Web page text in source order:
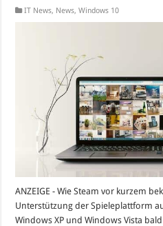
IT News, News,Windows 10
ANZEIGE - Wie Steam vor kurzem
Unterstützung der Spieleplattform
Windows XP und Windows Vista